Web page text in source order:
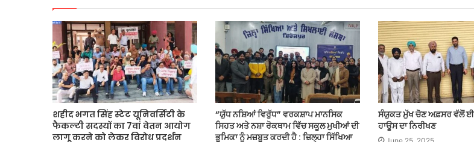
शहीद भगत सिंह स्टेट यूनिवर्सिटी के
फैकल्टी सदस्यों का 7वां वेतन आयोग
लागू करने को लेकर विरोध प्रदर्शन
“ਯੁੱਧ ਨਸ਼ਿਆਂ ਵਿਰੁੱਧ” ਵਰਕਸ਼ਾਪ ਮਾਨਸਿਕ
ਸਿਹਤ ਅਤੇ ਨਸ਼ਾ ਰੋਕਥਾਮ ਵਿੱਚ ਸਕੂਲ ਮੁਖੀਆਂ ਦੀ
ਭੂਮਿਕਾ ਨੂੰ ਮਜ਼ਬੂਤ ਕਰਦੀ ਹੈ : ਜ਼ਿਲ੍ਹਾ ਸਿੱਖਿਆ
ਸੰਯੁਕਤ ਮੁੱਖ ਚੋਣ ਅਫ਼ਸਰ ਵੱਲੋਂ
ਹਾਊਸ ਦਾ ਨਿਰੀਖਣ